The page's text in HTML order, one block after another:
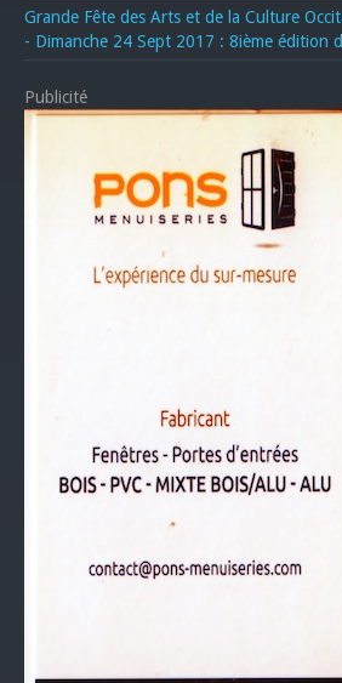
Grande Fête des Arts et de la Culture
- Dimanche 24 Sept 2017 : 8ième édition
Publicité